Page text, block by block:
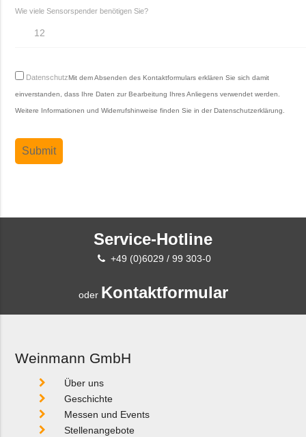
Wie viele Sensorspender benötigen Sie?
DatenschutzMit dem Absenden des Kontaktformulars erklären Sie sich damit
einverstanden, dass Ihre Daten zur Bearbeitung Ihres Anliegens verwendet werden.
Weitere Informationen und Widerrufshinweise finden Sie in derDatenschutzerklärung
Service-Hotline
+49 (0)6029 / 99 303-0
oder Kontaktformular
Weinmann GmbH
Über uns
Geschichte
Messen und Events
Stellenangebote